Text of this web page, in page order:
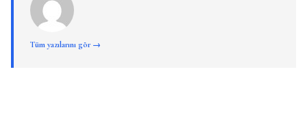
Tüm yazılarını gör →